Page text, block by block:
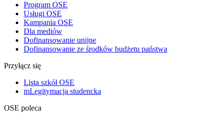
Program OSE
Usługi OSE
Kampania OSE
Dla mediów
Dofinansowanie unijne
Dofinansowanie ze środków budżetu państwa
Przyłącz się
Lista szkół OSE
mLegitymacja studencka
OSE poleca